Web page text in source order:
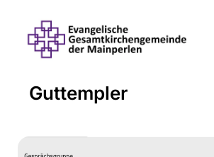
Guttempler